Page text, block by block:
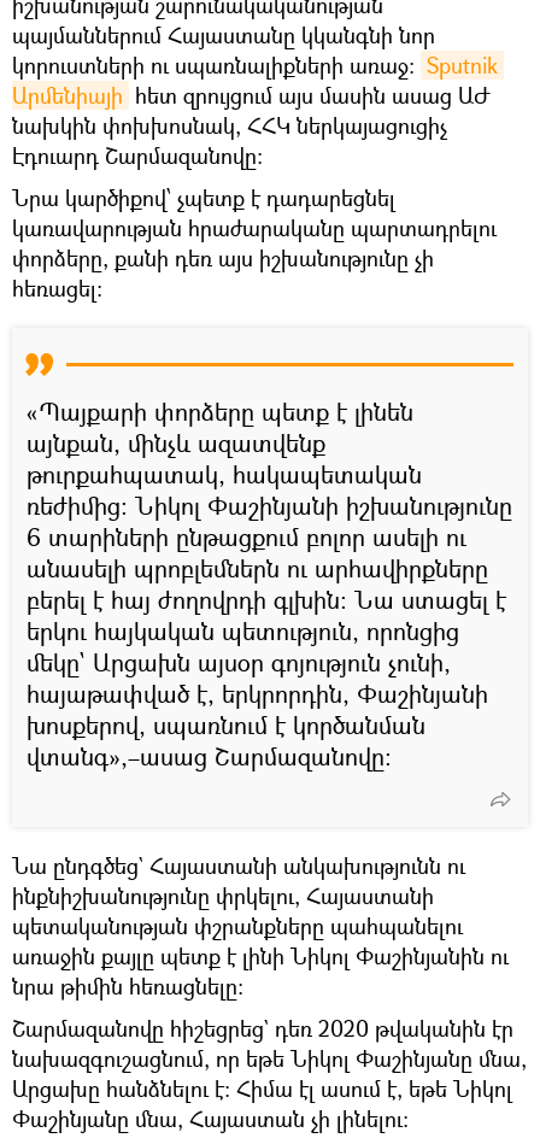
պայմաններում Հայաստանը կկանգնի նոր
կորուստների ու սպառնալիքների առաջ։ Sputnik
Արմենիայի հետ զրույցում այս մասին ասաց ԱԺ
նախկին փոխխոսնակ, ՀՀԿ ներկայացուցիչ
Էդուարդ Շարմազանովը։
Նրա կարծիքով՝ չպետք է դադարեցնել
կառավարության հրաժարականը պարտադրելու
փորձերը, քանի դեռ այս իշխանությունը չի
հեռացել։
«Պայքարի փորձերը պետք է լինեն
այնքան, մինչև ազատվենք
թուրքահպատակ, հակապետական
ռեժիմից։ Նիկոլ Փաշինյանի իշխանությունը
6 տարիների ընթացքում բոլոր ասելի ու
անասելի պրոբլեմներն ու արհավիրքները
բերել է հայ ժողովրդի գլխին։ Նա ստացել է
երկու հայկական պետություն, որոնցից
մեկը` Արցախն այսօր գոյություն չունի,
հայաթափված է, երկրորդին, Փաշինյանի
խոսքերով, սպառնում է կործանման
վտանգ»,–ասաց Շարմազանովը։
Նա ընդգծեց` Հայաստանի անկախությունն ու
ինքնիշխանությունը փրկելու, Հայաստանի
պետականության փշրանքները պահպանելու
առաջին քայլը պետք է լինի Նիկոլ Փաշինյանին ու
նրա թիմին հեռացնելը։
Շարմազանովը հիշեցրեց` դեռ 2020 թվականին էր
նախազգուշացնում, որ եթե Նիկոլ Փաշինյանը մնա,
Արցախը հանձնելու է։ Հիմա էլ ասում է, եթե Նիկոլ
Փաշինյանը մնա, Հայաստան չի լինելու։